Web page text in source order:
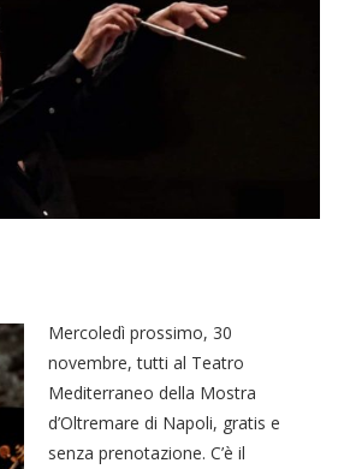
Mercoledì prossimo, 30
novembre, tutti al Teatro
Mediterraneo della Mostra
d’Oltremare di Napoli, gratis e
senza prenotazione. C’è il